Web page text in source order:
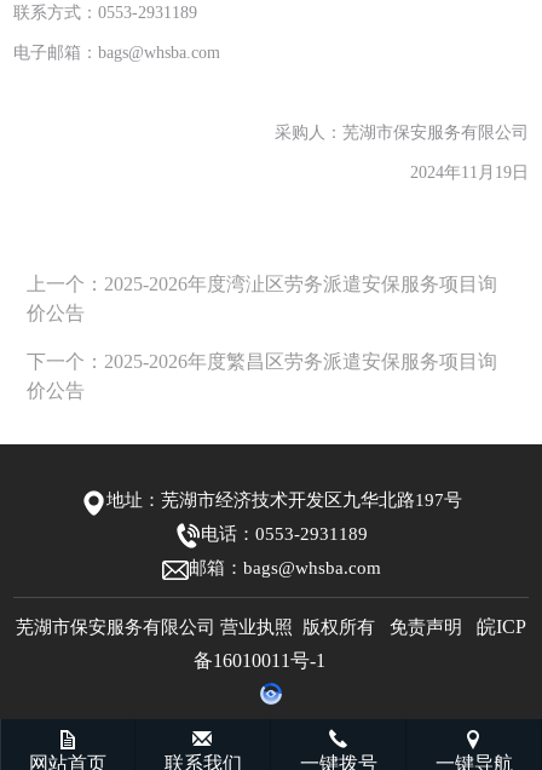
网站首页 联系我们 一键拨号 一键导航
联系方式：0553-2931189
电子邮箱：bags@whsba.com
采购人：芜湖市保安服务有限公司
2024年11月19日
上一个：2025-2026年度湾沚区劳务派遣安保服务项目询
价公告
下一个：2025-2026年度繁昌区劳务派遣安保服务项目询
价公告
地址：芜湖市经济技术开发区九华北路197号
电话：0553-2931189
邮箱：bags@whsba.com
芜湖市保安服务有限公司 营业执照 版权所有 免责声明 皖ICP
备16010011号-1